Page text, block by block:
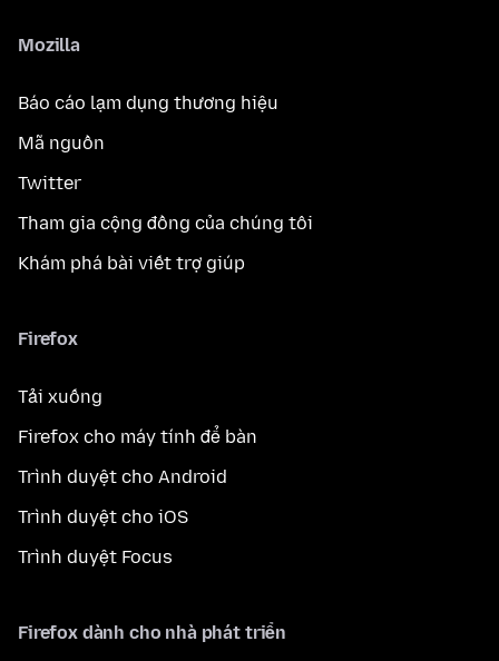
Mozilla
Báo cáo lạm dụng thương hiệu
Mã nguồn
Twitter
Tham gia cộng đồng của chúng tôi
Khám phá bài viết trợ giúp
Firefox
Tải xuống
Firefox cho máy tính để bàn
Trình duyệt cho Android
Trình duyệt cho iOS
Trình duyệt Focus
Firefox dành cho nhà phát triển